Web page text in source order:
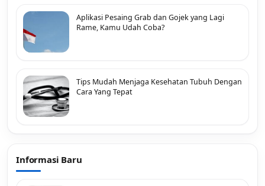
Aplikasi Pesaing Grab dan Gojek yang Lagi
Rame, Kamu Udah Coba?
Tips Mudah Menjaga Kesehatan Tubuh Dengan
Cara Yang Tepat
Informasi Baru